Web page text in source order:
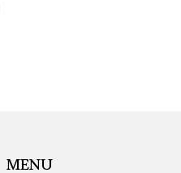
MENU